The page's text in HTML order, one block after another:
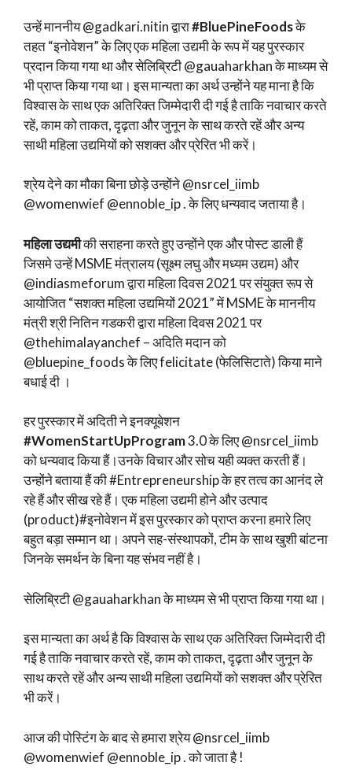
उन्हें माननीय @gadkari.nitin द्वारा#BluePineFoodsके
तहत “इनोवेशन” के लिए एक महिला उद्यमी के रूप में यह पुरस्कार
प्रदान किया गया था और सेलिब्रिटी @gauaharkhan के माध्यम से
भी प्राप्त किया गया था। इस मान्यता का अर्थ उन्होंने यह माना है कि
विश्वास के साथ एक अतिरिक्त जिम्मेदारी दी गई है ताकि नवाचार करते
रहें, काम को ताकत, दृढ़ता और जुनून के साथ करते रहें और अन्य
साथी महिला उद्यमियों को सशक्त और प्रेरित भी करें।
श्रेय देने का मौका बिना छोड़े उन्होंने @nsrcel_iimb
@womenwief @ennoble_ip . के लिए धन्यवाद जताया है।
महिला उद्यमीकी सराहना करते हुए उन्होंने एक और पोस्ट डाली हैं
जिसमे उन्हें MSME मंत्रालय (सूक्ष्म लघु और मध्यम उद्यम) और
@indiasmeforum द्वारा महिला दिवस 2021 पर संयुक्त रूप से
आयोजित “सशक्त महिला उद्यमियों 2021” में MSME के माननीय
मंत्री श्री नितिन गडकरी द्वारा महिला दिवस 2021 पर
@thehimalayanchef – अदिति मदान को
@bluepine_foods के लिए felicitate (फेलिसिटाते) किया माने
बधाई दी ।
हर पुरस्कार में अदिती ने इनक्यूबेशन
#WomenStartUpProgram3.0 के लिए @nsrcel_iimb
को धन्यवाद किया हैं।उनके विचार और सोच यही व्यक्त करती हैं।
उन्होंने बताया हैं की #Entrepreneurship के हर तत्व का आनंद ले
रहे हैं और सीख रहे हैं। एक महिला उद्यमी होने और उत्पाद
(product)#इनोवेशन में इस पुरस्कार को प्राप्त करना हमारे लिए
बहुत बड़ा सम्मान था। अपने सह-संस्थापकों, टीम के साथ खुशी बांटना
जिनके समर्थन के बिना यह संभव नहीं है।
सेलिब्रिटी @gauaharkhan के माध्यम से भी प्राप्त किया गया था।
इस मान्यता का अर्थ है कि विश्वास के साथ एक अतिरिक्त जिम्मेदारी दी
गई है ताकि नवाचार करते रहें, काम को ताकत, दृढ़ता और जुनून के
साथ करते रहें और अन्य साथी महिला उद्यमियों को सशक्त और प्रेरित
भी करें।
आज की पोस्टिंग के बाद से हमारा श्रेय @nsrcel_iimb
@womenwief @ennoble_ip . को जाता है !